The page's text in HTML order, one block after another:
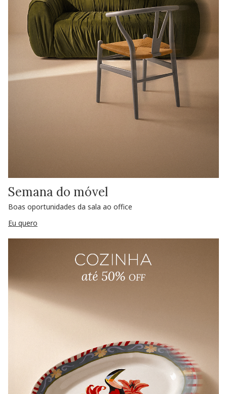
Semana do móvel
Boas oportunidades da sala ao office
Eu quero